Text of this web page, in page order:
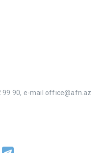
99 90, e-mail office@afn.az